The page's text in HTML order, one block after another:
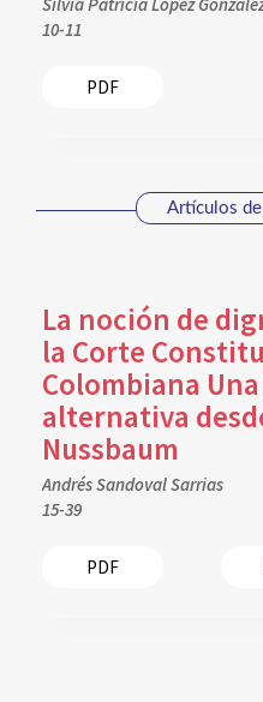
10-11
PDF
Artículos
La noción de
la Corte
Colombiana
alternativa
Nussbaum
Andrés Sandoval Sarrias
15-39
PDF